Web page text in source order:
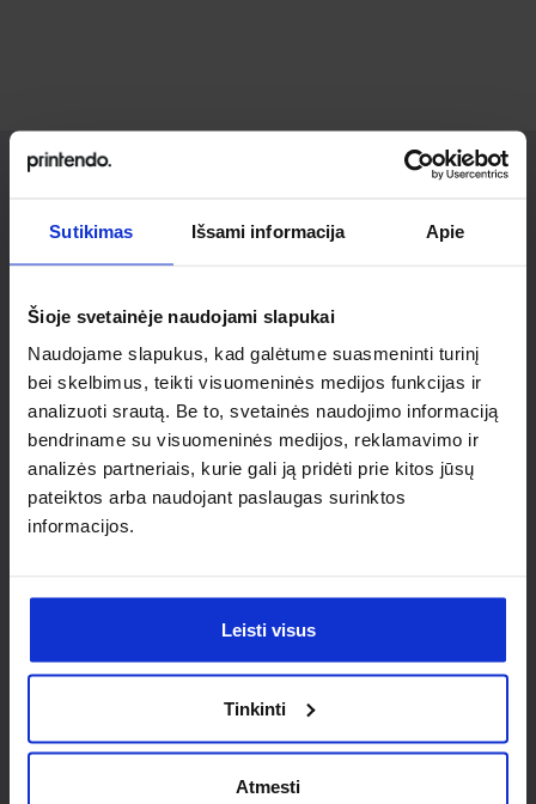
Sutikimas Išsami informacija Apie
Šioje svetainėje naudojami slapukai
Naudojame slapukus, kad galėtume suasmeninti turinį
bei skelbimus, teikti visuomeninės medijos funkcijas ir
analizuoti srautą. Be to, svetainės naudojimo informaciją
bendriname su visuomeninės medijos, reklamavimo ir
analizės partneriais, kurie gali ją pridėti prie kitos jūsų
pateiktos arba naudojant paslaugas surinktos
informacijos.
Leisti visus
Tinkinti
Atmesti
Ieškai
individualaus
sprendimo?
Susisiek su mumis dėl
nestandartinio produkto aptarimo.
Susisiekti